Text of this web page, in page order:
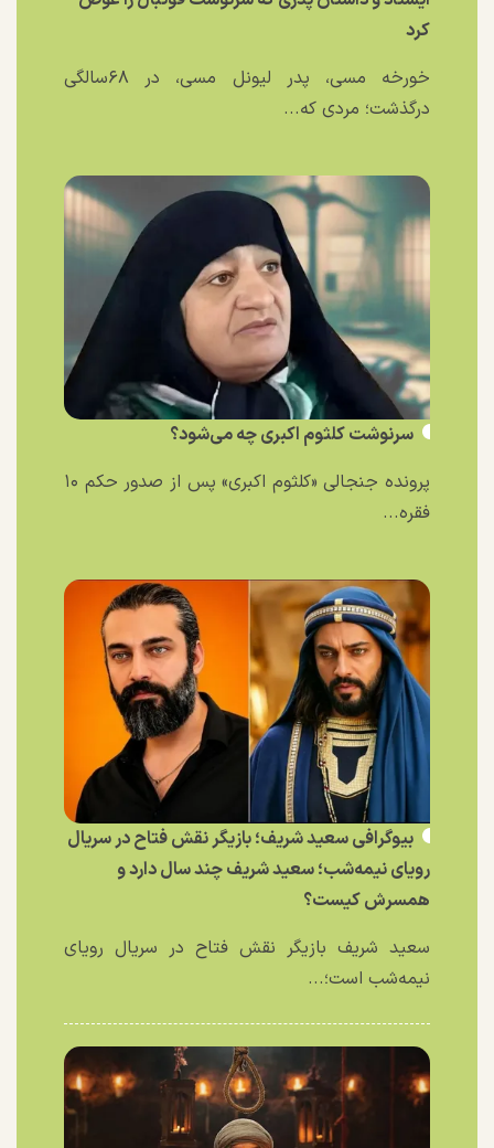
کرد
خورخه مسی، پدر لیونل مسی، در ۶۸سالگی
درگذشت؛ مردی که...
سرنوشت کلثوم اکبری چه می‌شود؟
پرونده جنجالی «کلثوم اکبری» پس از صدور حکم ۱۰
فقره...
بیوگرافی سعید شریف؛ بازیگر نقش فتاح در سریال
رویای نیمه‌شب؛ سعید شریف چند سال دارد و
همسرش کیست؟
سعید شریف بازیگر نقش فتاح در سریال رویای
نیمه‌شب است؛...